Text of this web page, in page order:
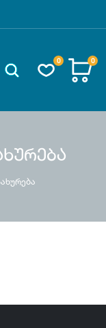
0 0